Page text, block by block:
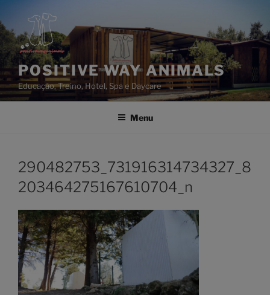
para
o
conteúdo
POSITIVE WAY ANIMALS
Educação, Treino, Hotel, Spa e Daycare
Menu
290482753_731916314734327_8
203464275167610704_n